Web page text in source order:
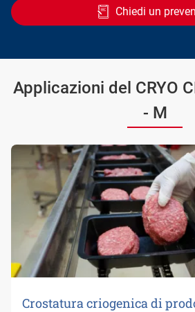
Chiedi un
Applicazioni del CRYO
- M
Crostatura criogenica di